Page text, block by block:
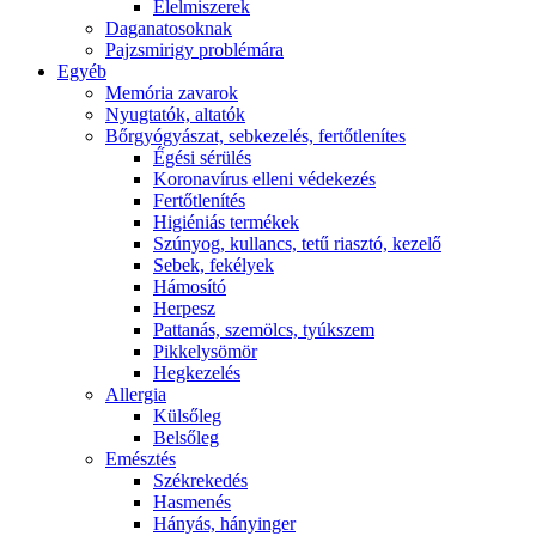
É́lelmiszerek
Daganatosoknak
Pajzsmirigy problémára
Egyéb
Memória zavarok
Nyugtatók, altatók
Bőrgyógyászat, sebkezelés, fertőtlenítes
É́gési sérülés
Koronavírus elleni védekezés
Fertőtlenítés
Higiéniás termékek
Szúnyog, kullancs, tetű riasztó, kezelő
Sebek, fekélyek
Hámosító
Herpesz
Pattanás, szemölcs, tyúkszem
Pikkelysömör
Hegkezelés
Allergia
Külsőleg
Belsőleg
Emésztés
Székrekedés
Hasmenés
Hányás, hányinger